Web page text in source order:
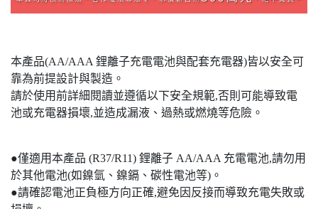
本產品(AA/AAA 鋰離子充電電池與配套充電器)皆以安全可
靠為前提設計與製造。
請於使用前詳細閱讀並遵循以下安全規範,否則可能導致電
池或充電器損壞,並造成漏液、過熱或燃燒等危險。
●僅適用本產品 (R37/R11) 鋰離子 AA/AAA 充電電池,請勿用
於其他電池(如鎳氫、鎳鎘、碳性電池等)。
●請確認電池正負極方向正確,避免因反接而導致充電失敗或